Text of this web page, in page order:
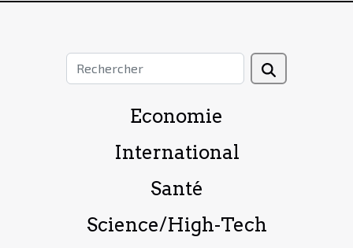
Economie
International
Santé
Science/High-Tech